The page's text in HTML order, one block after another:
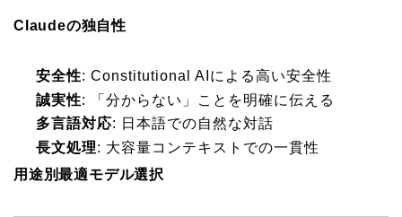
Claudeの独自性
安全性: Constitutional AIによる高い安全性
誠実性: 「分からない」ことを明確に伝える
多言語対応: 日本語での自然な対話
長文処理: 大容量コンテキストでの一貫性
用途別最適モデル選択